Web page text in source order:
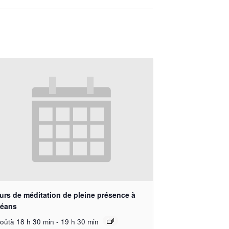
de méditation de pleine présence à
18 h 30 min - 19 h 30 min